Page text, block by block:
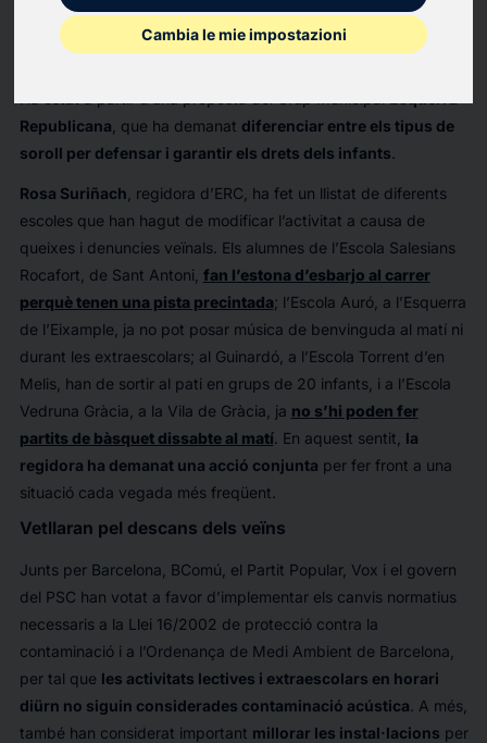
Cambia le mie impostazioni
l’ordenança que posa al mateix sac lacontaminació
acústica
que causa l’activitat escolar als patis o als
Republicana , que ha demanat diferenciar entre els tipus de
soroll per defensar i garantir els drets dels infants.
Rosa Suriñach , regidora d’ERC, ha fet un llistat de diferents
escoles que han hagut de modificar l’activitat a causa de
queixes i denuncies veïnals. Els alumnes de l’Escola Salesians
Rocafort, de Sant Antoni, fan l’estona d’esbarjo al carrer
perquè tenen una pista precintada; l’Escola Auró, a l’Esquerra
de l’Eixample, ja no pot posar música de benvinguda al matí ni
durant les extraescolars; al Guinardó, a l’Escola Torrent d’en
Melis, han de sortir al pati en grups de 20 infants, i a l’Escola
Vedruna Gràcia, a la Vila de Gràcia, ja no s’hi poden fer
partits de bàsquet dissabte al matí. En aquest sentit, la
regidora ha demanat una acció conjunta per fer front a una
situació cada vegada més freqüent.
Vetllaran pel descans dels veïns
Junts per Barcelona, BComú, el Partit Popular, Vox i el govern
del PSC han votat a favor d’implementar els canvis normatius
necessaris a la Llei 16/2002 de protecció contra la
contaminació i a l’Ordenança de Medi Ambient de Barcelona,
per tal que les activitats lectives i extraescolars en horari
diürn no siguin considerades contaminació acústica. A més,
també han considerat important millorar les instal·lacions per